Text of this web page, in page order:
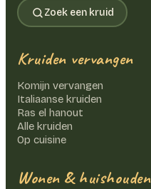
Zoek een kruid
Kruiden vervangen
Komijn vervangen
Italiaanse kruiden
Ras el hanout
Alle kruiden
Op cuisine
Wonen & huishouden